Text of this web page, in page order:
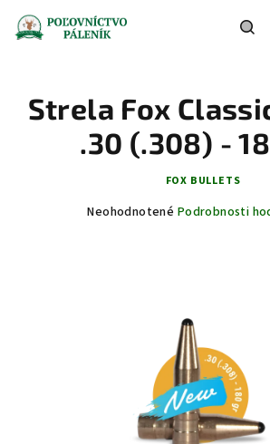
obsah
Strela Fox
.30 (.308) -
FOX BULLETS
Priemerné
Neohodnotené Podrobnosti